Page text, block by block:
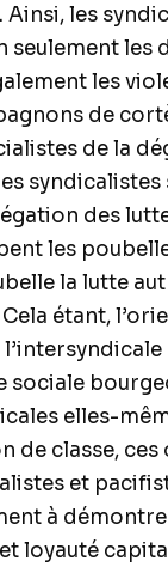
Ainsi, les
seulement les
les
de
de la
des
les
la lutte
étant,
sociale
elles-
de classe,
et
à
loyauté